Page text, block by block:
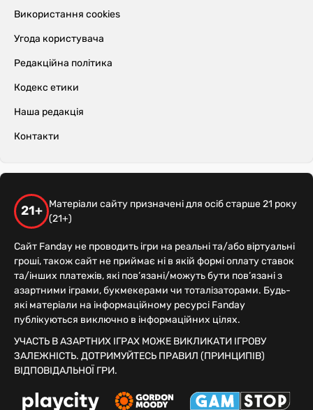
Використання cookies
Угода користувача
Редакційна політика
Кодекс етики
Наша редакція
Контакти
21+
Матеріали сайту призначені для осіб старше 21 року
(21+)
Сайт Fanday не проводить ігри на реальні та/або віртуальні
гроші, також сайт не приймає ні в якій формі оплату ставок
та/інших платежів, які пов’язані/можуть бути пов’язані з
азартними іграми, букмекерами чи тоталізаторами. Будь-
які матеріали на інформаційному ресурсі Fanday
публікуються виключно в інформаційних цілях.
УЧАСТЬ В АЗАРТНИХ ІГРАХ МОЖЕ ВИКЛИКАТИ ІГРОВУ
ЗАЛЕЖНІСТЬ. ДОТРИМУЙТЕСЬ ПРАВИЛ (ПРИНЦИПІВ)
ВІДПОВІДАЛЬНОЇ ГРИ.